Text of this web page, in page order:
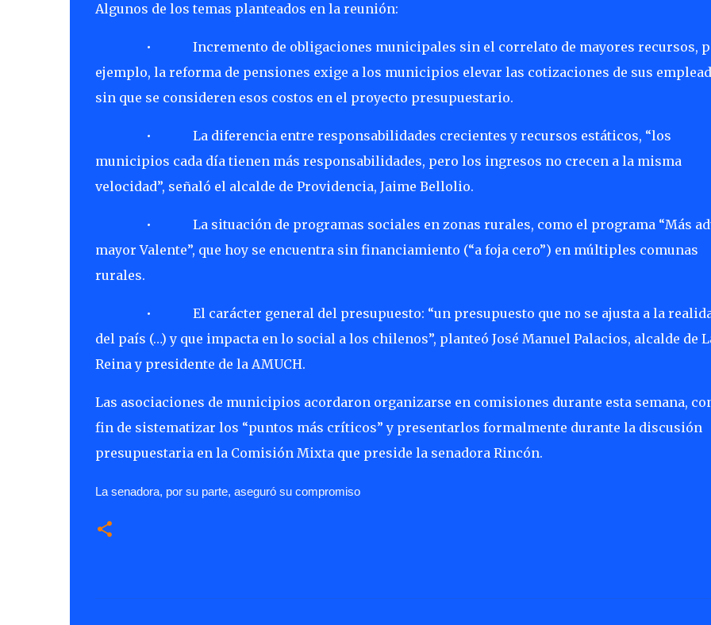
Algunos de los temas planteados en la reunión:
• Incremento de obligaciones municipales sin el correlato de mayores recursos,
ejemplo, la reforma de pensiones exige a los municipios elevar las cotizaciones de sus
sin que se consideren esos costos en el proyecto presupuestario.
• La diferencia entre responsabilidades crecientes y recursos estáticos, “los
municipios cada día tienen más responsabilidades, pero los ingresos no crecen a la misma
velocidad”, señaló el alcalde de Providencia, Jaime Bellolio.
• La situación de programas sociales en zonas rurales, como el programa “Más
mayor Valente”, que hoy se encuentra sin financiamiento (“a foja cero”) en múltiples comunas
rurales.
• El carácter general del presupuesto: “un presupuesto que no se ajusta a la
del país (…) y que impacta en lo social a los chilenos”, planteó José Manuel Palacios, alcalde de
Reina y presidente de la AMUCH.
Las asociaciones de municipios acordaron organizarse en comisiones durante esta semana,
fin de sistematizar los “puntos más críticos” y presentarlos formalmente durante la discusión
presupuestaria en la Comisión Mixta que preside la senadora Rincón.
La senadora, por su parte, aseguró su compromiso